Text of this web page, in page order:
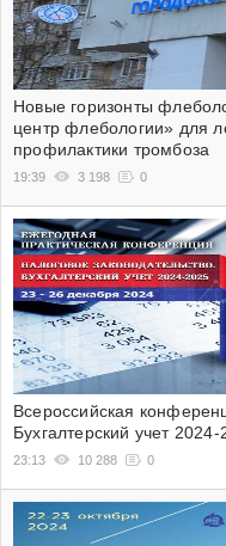
Новые горизонты
центр флебологии» для
профилактики тромбоза
19:39 3 198 0
Всероссийская
Бухгалтерский учет
23:13 10 288 0